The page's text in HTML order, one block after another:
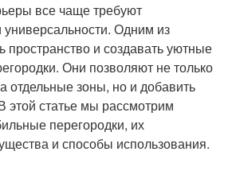
все чаще требуют
Одним из
пространство и создавать уютные
Они позволяют не только
отдельные зоны, но и добавить
этой статье мы рассмотрим
перегородки, их
и способы использования.